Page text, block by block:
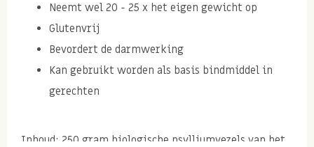
Neemt wel 20 - 25 x het eigen gewicht op
Glutenvrij
Bevordert de darmwerking
Kan gebruikt worden als basis bindmiddel in
gerechten
Inhoud: 250 gram biologische psylliumvezels van het